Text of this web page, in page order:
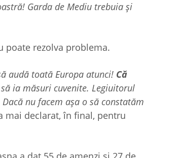
Garda de Mediu trebuia și
poate rezolva problema.
audă toată Europa atunci! Că
ia măsuri cuvenite. Legiuitorul
nu facem așa o să constatăm
mai declarat, în final, pentru